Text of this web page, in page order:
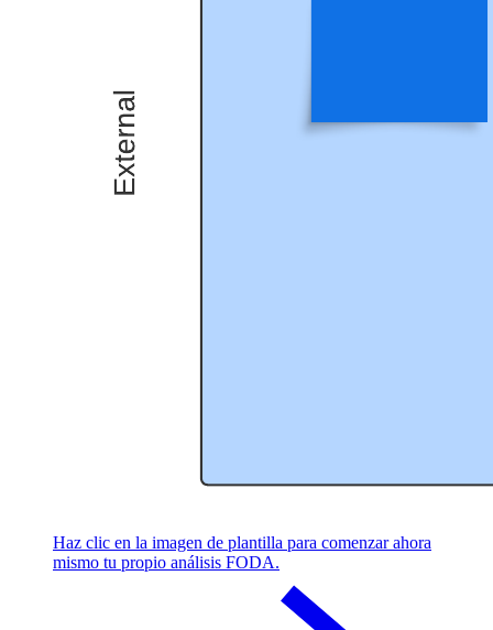
Haz clic en la imagen de plantilla para comenzar ahora
mismo tu propio análisis FODA.